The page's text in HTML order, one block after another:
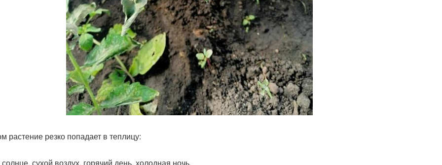
растение резко попадает в теплицу: